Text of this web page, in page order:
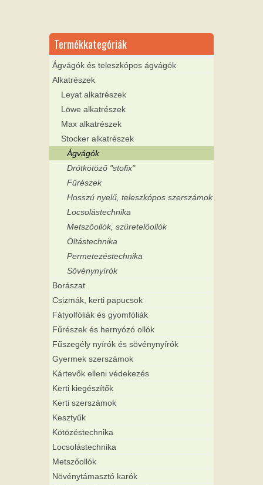
Termékkategóriák
Ágvágók és teleszkópos ágvágók
Alkatrészek
Leyat alkatrészek
Löwe alkatrészek
Max alkatrészek
Stocker alkatrészek
Ágvágók
Drótkötöző "stofix"
Fűrészek
Hosszú nyelű, teleszkópos szerszámok
Locsolástechnika
Metszőollók, szüretelőollók
Oltástechnika
Permetezéstechnika
Sövénynyírók
Borászat
Csizmák, kerti papucsok
Fátyolfóliák és gyomfóliák
Fűrészek és hernyózó ollók
Fűszegély nyírók és sövénynyírók
Gyermek szerszámok
Kártevők elleni védekezés
Kerti kiegészítők
Kerti szerszámok
Kesztyűk
Kötözéstechnika
Locsolástechnika
Metszőollók
Növénytámasztó karók